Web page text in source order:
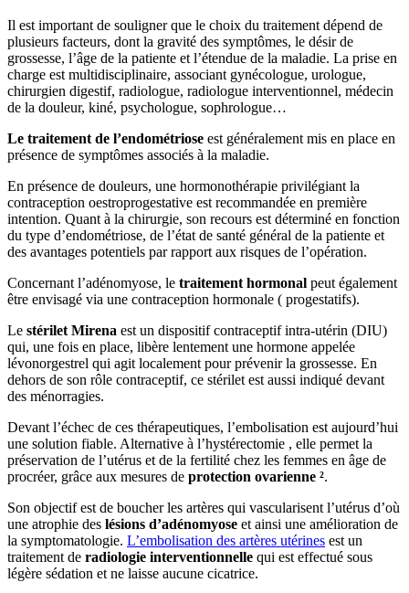
Il est important de souligner que le choix du traitement dépend de
plusieurs facteurs, dont la gravité des symptômes, le désir de
grossesse, l’âge de la patiente et l’étendue de la maladie. La prise en
charge est multidisciplinaire, associant gynécologue, urologue,
chirurgien digestif, radiologue, radiologue interventionnel, médecin
de la douleur, kiné, psychologue, sophrologue…
Le traitement de l’endométriose est généralement mis en place en
présence de symptômes associés à la maladie.
En présence de douleurs, une hormonothérapie privilégiant la
contraception oestroprogestative est recommandée en première
intention. Quant à la chirurgie, son recours est déterminé en fonction
du type d’endométriose, de l’état de santé général de la patiente et
des avantages potentiels par rapport aux risques de l’opération.
Concernant l’adénomyose, le traitement hormonal peut également
être envisagé via une contraception hormonale ( progestatifs).
Le stérilet Mirena est un dispositif contraceptif intra-utérin (DIU)
qui, une fois en place, libère lentement une hormone appelée
lévonorgestrel qui agit localement pour prévenir la grossesse. En
dehors de son rôle contraceptif, ce stérilet est aussi indiqué devant
des ménorragies.
Devant l’échec de ces thérapeutiques, l’embolisation est aujourd’hui
une solution fiable. Alternative à l’hystérectomie , elle permet la
préservation de l’utérus et de la fertilité chez les femmes en âge de
procréer, grâce aux mesures de protection ovarienne ².
Son objectif est de boucher les artères qui vascularisent l’utérus d’où
une atrophie des lésions d’adénomyose et ainsi une amélioration de
la symptomatologie. L’embolisation des artères utérines est un
traitement de radiologie interventionnelle qui est effectué sous
légère sédation et ne laisse aucune cicatrice.